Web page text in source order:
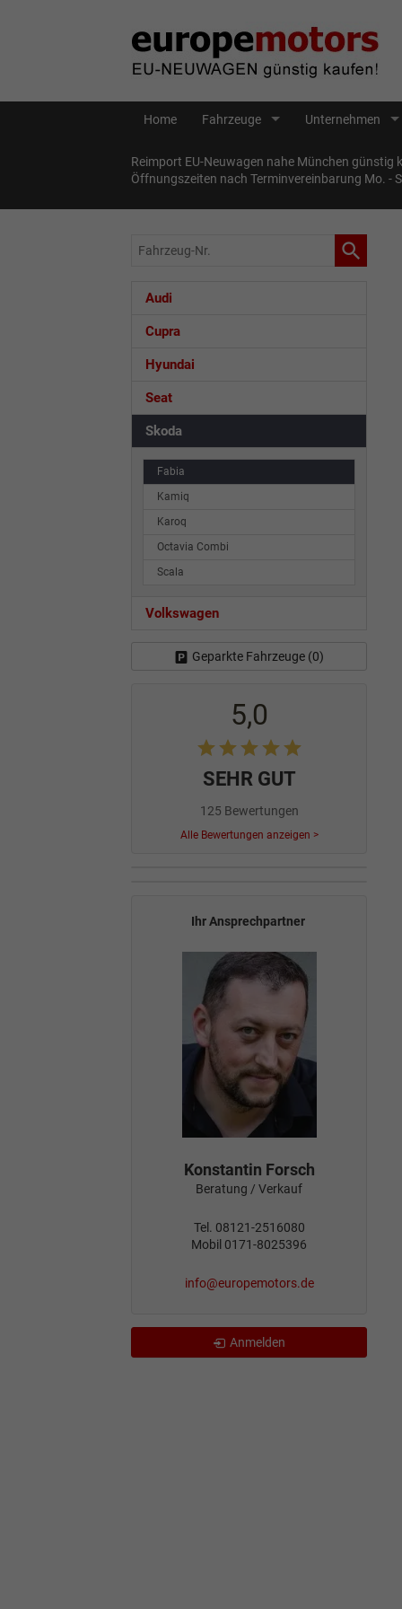
Home Fahrzeuge Unternehmen
Reimport EU-Neuwagen nahe München
Öffnungszeiten nach Terminvereinbarung Mo. -
Fahrzeug-
Audi
Cupra
Hyundai
Seat
Skoda
Fabia
Kamiq
Karoq
Octavia Combi
Scala
Volkswagen
Geparkte Fahrzeuge (0)
5,0
SEHR GUT
125 Bewertungen
Alle Bewertungen anzeigen >
Ihr Ansprechpartner
Konstantin Forsch
Beratung / Verkauf
Tel. 08121-2516080
Mobil 0171-8025396
info@europemotors.de
Anmelden